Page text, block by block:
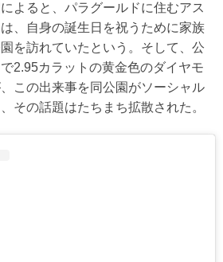
よると、パラグールドに住むアス
、自身の誕生日を祝うために家族
を訪れていたという。そして、公
2.95カラットの黄金色のダイヤモ
この出来事を同公園がソーシャル
その話題はたちまち拡散された。